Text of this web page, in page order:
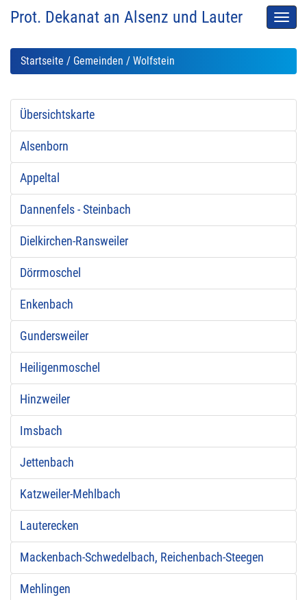
Prot. Dekanat an Alsenz und Lauter
Startseite / Gemeinden / Wolfstein
Übersichtskarte
Alsenborn
Appeltal
Dannenfels - Steinbach
Dielkirchen-Ransweiler
Dörrmoschel
Enkenbach
Gundersweiler
Heiligenmoschel
Hinzweiler
Imsbach
Jettenbach
Katzweiler-Mehlbach
Lauterecken
Mackenbach-Schwedelbach, Reichenbach-Steegen
Mehlingen